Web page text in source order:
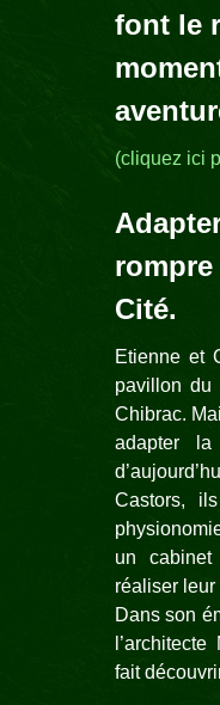
font le
(cliquez ici
rompre
Cité.
Etienne et
pavillon du
Chibrac.
adapter
Castors,
un
réaliser leur
Dans son
fait